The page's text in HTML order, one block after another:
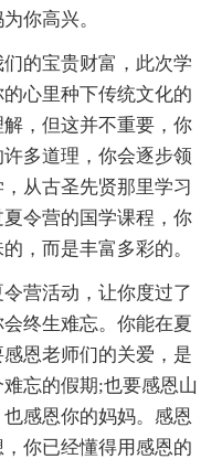
你高兴。
的宝贵财富，此次学
心里种下传统文化的
，但这并不重要，你
多道理，你会逐步领
从古圣先贤那里学习
令营的国学课程，你
，而是丰富多彩的。
营活动，让你度过了
终生难忘。你能在夏
恩老师们的关爱，是
忘的假期;也要感恩山
感恩你的妈妈。感恩
你已经懂得用感恩的